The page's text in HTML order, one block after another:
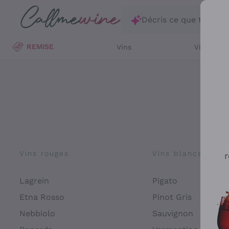
Passer au contenu principal
Décris ce que tu
REMISE Vins Vins
Vins rouges
Lagrein
Etna Rosso
Nebbiolo
Vins blancs
Pigato
Pinot Gris
Sauvignon